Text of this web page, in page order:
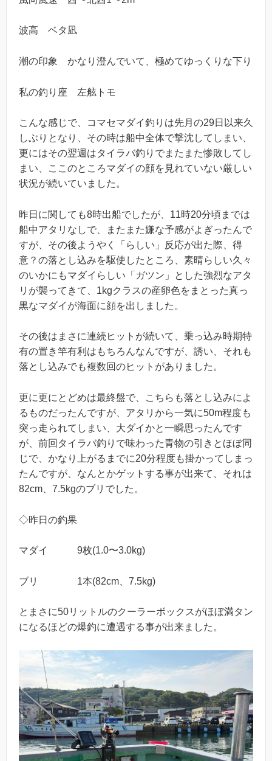
波高 ベタ凪
潮の印象 かなり澄んでいて、極めてゆっくりな下り
私の釣り座 左舷トモ
こんな感じで、コマセマダイ釣りは先月の29日以来久
しぶりとなり、その時は船中全体で撃沈してしまい、
更にはその翌週はタイラバ釣りでまたまた惨敗してし
まい、ここのところマダイの顔を見れていない厳しい
状況が続いていました。
昨日に関しても8時出船でしたが、11時20分頃までは
船中アタリなしで、またまた嫌な予感がよぎったんで
すが、その後ようやく「らしい」反応が出た際、得
意？の落とし込みを駆使したところ、素晴らしい久々
のいかにもマダイらしい「ガツン」とした強烈なアタ
リが襲ってきて、1kgクラスの産卵色をまとった真っ
黒なマダイが海面に顔を出しました。
その後はまさに連続ヒットが続いて、乗っ込み時期特
有の置き竿有利はもちろんなんですが、誘い、それも
落とし込みでも複数回のヒットがありました。
更に更にとどめは最終盤で、こちらも落とし込みによ
るものだったんですが、アタリから一気に50m程度も
突っ走られてしまい、大ダイかと一瞬思ったんです
が、前回タイラバ釣りで味わった青物の引きとほぼ同
じで、かなり上がるまでに20分程度も掛かってしまっ
たんですが、なんとかゲットする事が出来て、それは
82cm、7.5kgのブリでした。
◇昨日の釣果
マダイ 9枚(1.0〜3.0kg)
ブリ 1本(82cm、7.5kg)
とまさに50リットルのクーラーボックスがほぼ満タン
になるほどの爆釣に遭遇する事が出来ました。